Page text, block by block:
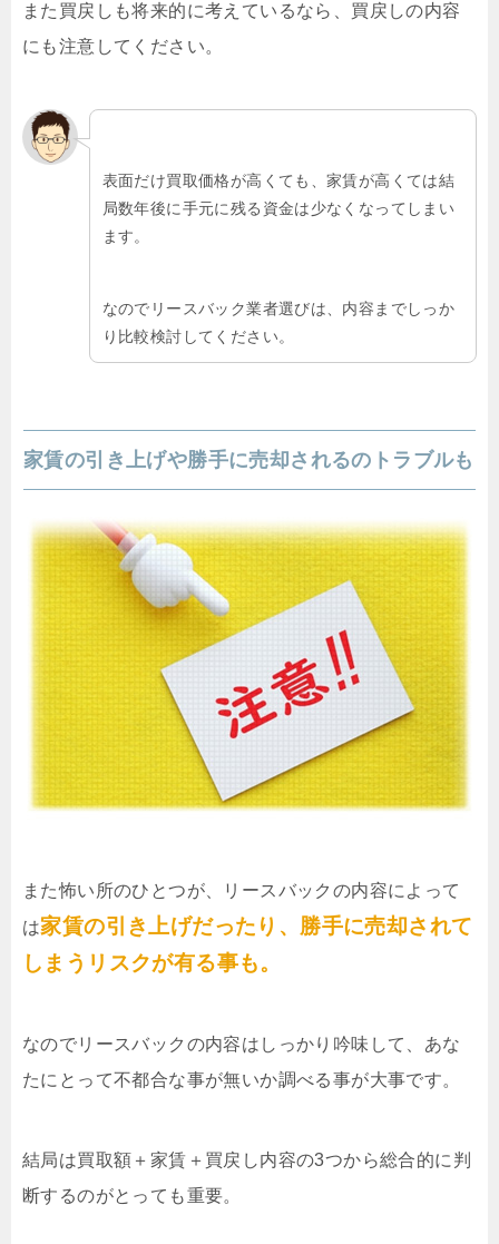
また買戻しも将来的に考えているなら、買戻しの内容
にも注意してください。
表面だけ買取価格が高くても、家賃が高くては結
局数年後に手元に残る資金は少なくなってしまい
ます。
なのでリースバック業者選びは、内容までしっか
り比較検討してください。
家賃の引き上げや勝手に売却されるのトラブルも
また怖い所のひとつが、リースバックの内容によって
は家賃の引き上げだったり、勝手に売却されて
しまうリスクが有る事も。
なのでリースバックの内容はしっかり吟味して、あな
たにとって不都合な事が無いか調べる事が大事です。
結局は買取額＋家賃＋買戻し内容の3つから総合的に判
断するのがとっても重要。